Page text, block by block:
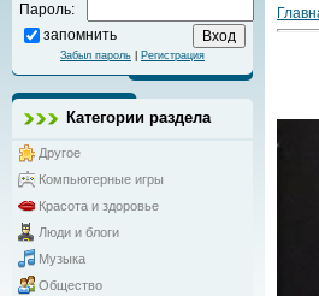
Пароль:
запомнить
Забыл пароль Регистрация
Категории раздела
Другое
Компьютерные игры
Красота и здоровье
Люди и блоги
Музыка
Общество